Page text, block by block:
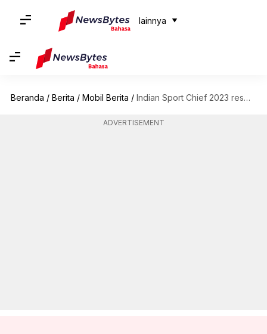
lainnya
Beranda / Berita / Mobil Berita / Indian Sport Chief 2023 resmi diluncurkan: Inilah fitur teratasnya
ADVERTISEMENT